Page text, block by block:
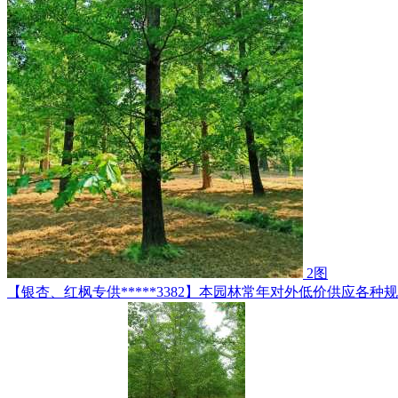
2图
【银杏、红枫专供*****3382】本园林常年对外低价供应各种